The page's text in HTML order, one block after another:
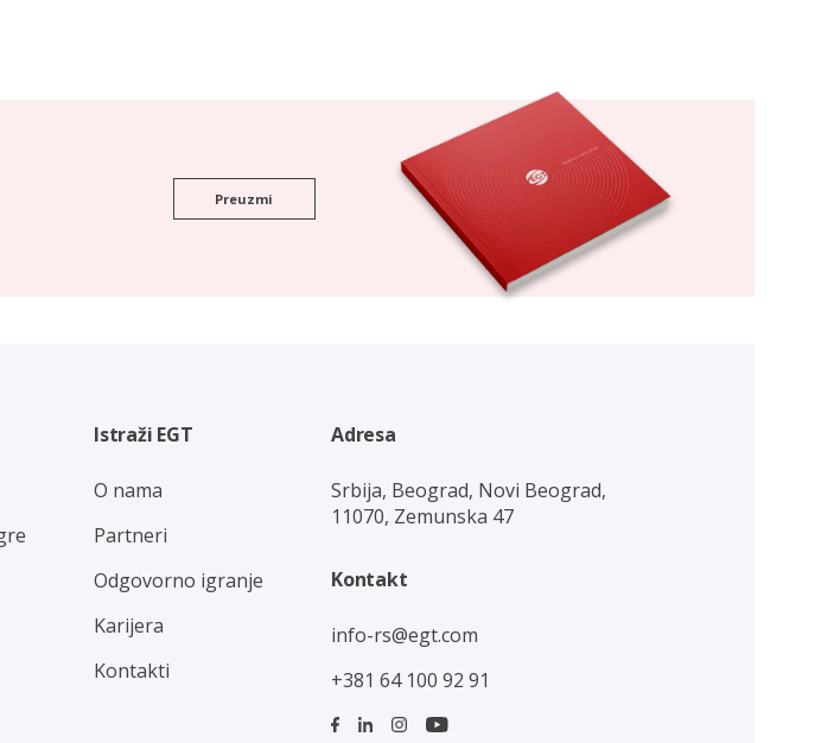
Preuzmi
Istraži EGT
O nama
Partneri
Odgovorno igranje
Karijera
Kontakti
Adresa
Srbija, Beograd, Novi Beograd,
11070, Zemunska 47
Kontakt
info-rs@egt.com
+381 64 100 92 91